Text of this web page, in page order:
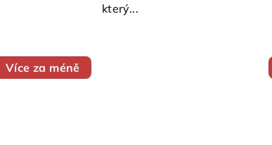
který...
Více za méně